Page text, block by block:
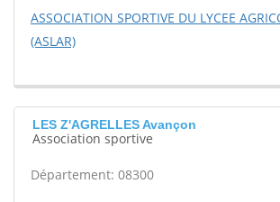
ASSOCIATION SPORTIVE DU LYCEE
(ASLAR)
LES Z'AGRELLES Avançon
Association sportive
Département: 08300